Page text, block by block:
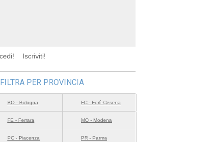
Iscriviti!
FILTRA PER PROVINCIA
BO - Bologna FC - Forlì-Cesena
FE - Ferrara MO - Modena
PC - Piacenza PR - Parma